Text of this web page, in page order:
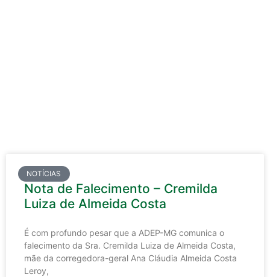
NOTÍCIAS
Nota de Falecimento – Cremilda
Luiza de Almeida Costa
É com profundo pesar que a ADEP-MG comunica o
falecimento da Sra. Cremilda Luiza de Almeida Costa,
mãe da corregedora-geral Ana Cláudia Almeida Costa
Leroy,